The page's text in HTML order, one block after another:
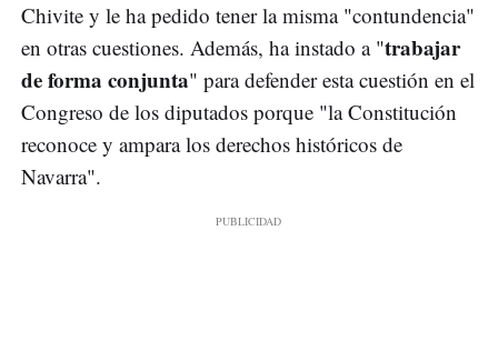
Chivite y le ha pedido tener la misma "contundencia"
en otras cuestiones. Además, ha instado a "trabajar
de forma conjunta" para defender esta cuestión en el
Congreso de los diputados porque "la Constitución
reconoce y ampara los derechos históricos de
Navarra".